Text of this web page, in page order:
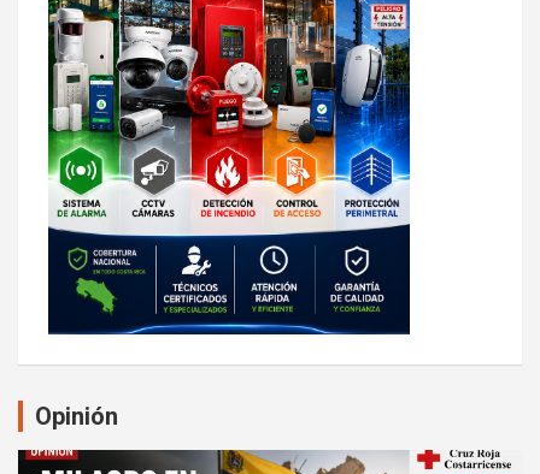
Opinión